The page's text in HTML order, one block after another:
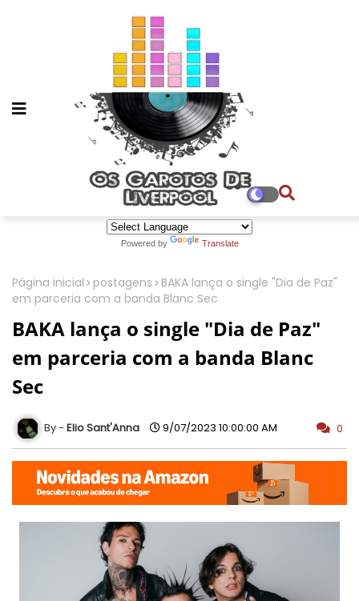
Powered by Translate
Página inicial postagens
BAKA lança o single "Dia de Paz"
em parceria com a banda Blanc Sec
BAKA lança o single "Dia de Paz"
em parceria com a banda Blanc
Sec
Elio Sant'Anna 9/07/2023 10:00:00 AM 0